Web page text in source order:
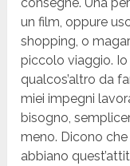
un film, oppure
shopping, o
piccolo viaggio.
qualcos’altro da
miei impegni
bisogno,
meno. Dicono
abbiano